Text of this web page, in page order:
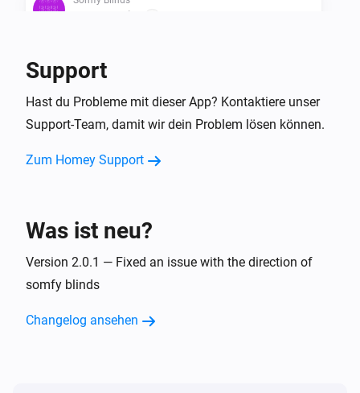
Der Status ist
Dann ...
Bofu Blinds
Bofu Blinds
Bofu Blinds
Nach oben neigen
Bofu Blinds
Support
Hast du Probleme mit dieser App? Kontaktiere unser
Support-Team, damit wir dein Problem lösen können.
Zum Homey Support
Was ist neu?
Version 2.0.1 — Fixed an issue with the direction of
somfy blinds
Changelog ansehen